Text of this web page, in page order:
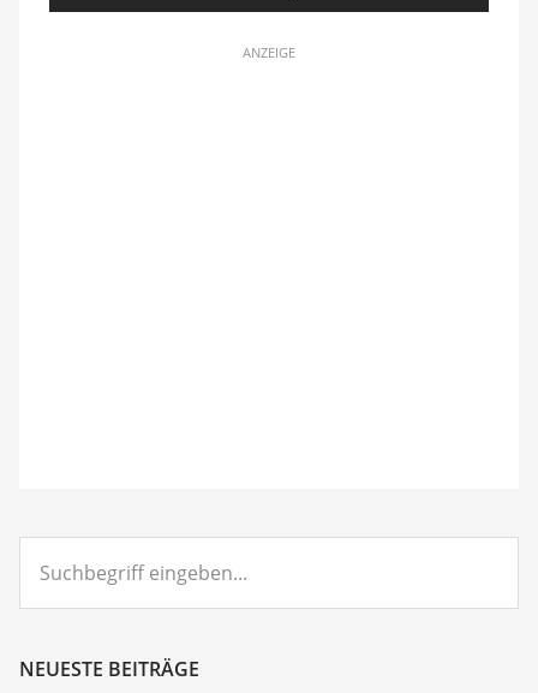
ANZEIGE
eingeben...
NEUESTE BEITRÄGE